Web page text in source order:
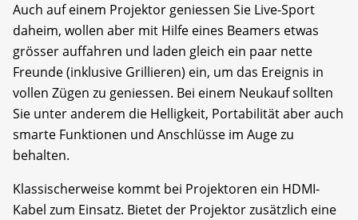
Auch auf einem Projektor geniessen Sie Live-Sport
daheim, wollen aber mit Hilfe eines Beamers etwas
grösser auffahren und laden gleich ein paar nette
Freunde (inklusive Grillieren) ein, um das Ereignis in
vollen Zügen zu geniessen. Bei einem Neukauf sollten
Sie unter anderem die Helligkeit, Portabilität aber auch
smarte Funktionen und Anschlüsse im Auge zu
behalten.
Klassischerweise kommt bei Projektoren ein HDMI-
Kabel zum Einsatz. Bietet der Projektor zusätzlich eine